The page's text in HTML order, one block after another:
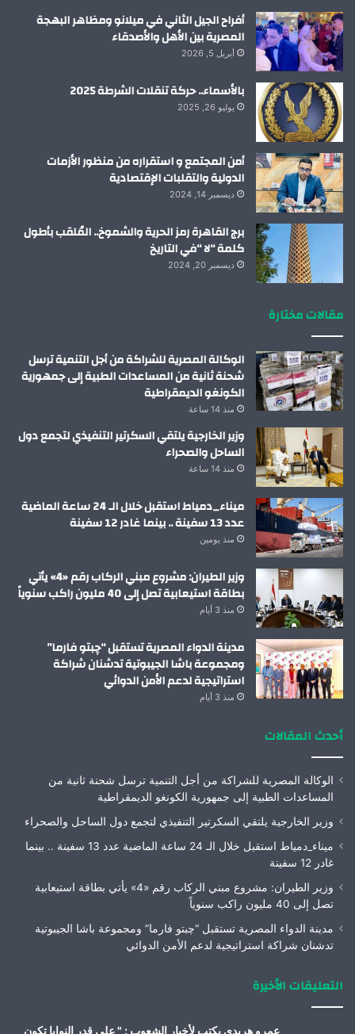
أفراح الجيل الثاني في ميلانو ومظاهر البهجة
المصرية بين الأهل والأصدقاء
أبريل 5, 2026
بالأسماء.. حركة تنقلات الشرطة 2025
يوليو 26, 2025
أمن المجتمع و استقراره من منظور الأزمات
الدولية والتقلبات الإقتصادية
ديسمبر 14, 2024
برج القاهرة رمز الحرية والشموخ.. المُلقب بأطول
كلمة “لا “في التاريخ
ديسمبر 20, 2024
مقالات مختارة
الوكالة المصرية للشراكة من أجل التنمية ترسل
شحنة ثانية من المساعدات الطبية إلى جمهورية
الكونغو الديمقراطية
منذ 14 ساعة
وزير الخارجية يلتقي السكرتير التنفيذي لتجمع دول
الساحل والصحراء
منذ 14 ساعة
ميناء_دمياط استقبل خلال الـ 24 ساعة الماضية
عدد 13 سفينة .. بينما غادر 12 سفينة
منذ يومين
وزير الطيران: مشروع مبني الركاب رقم «4» يأتي
بطاقة استيعابية تصل إلى 40 مليون راكب سنوياً
منذ 3 أيام
مدينة الدواء المصرية تستقبل “چبتو فارما”
ومجموعة باشا الجيبوتية تدشنان شراكة
استراتيجية لدعم الأمن الدوائي
منذ 3 أيام
أحدث المقالات
الوكالة المصرية للشراكة من أجل التنمية ترسل شحنة ثانية من
المساعدات الطبية إلى جمهورية الكونغو الديمقراطية
وزير الخارجية يلتقي السكرتير التنفيذي لتجمع دول الساحل والصحراء
ميناء_دمياط استقبل خلال الـ 24 ساعة الماضية عدد 13 سفينة .. بينما
غادر 12 سفينة
وزير الطيران: مشروع مبني الركاب رقم «4» يأتي بطاقة استيعابية
تصل إلى 40 مليون راكب سنوياً
مدينة الدواء المصرية تستقبل “چبتو فارما” ومجموعة باشا الجيبوتية
تدشنان شراكة استراتيجية لدعم الأمن الدوائي
التعليقات الأخيرة
عمرو هريدى يكتب لأخبار الشعوب : " على قدر النوايا تكون